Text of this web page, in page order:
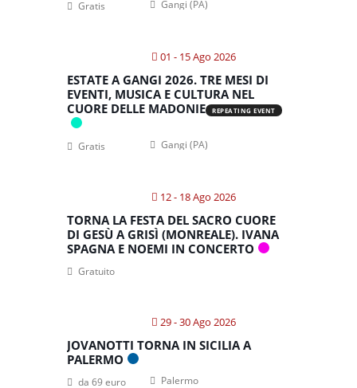
Gangi (PA)
Gratis
01 - 15 Ago 2026
ESTATE A GANGI 2026. TRE MESI DI
EVENTI, MUSICA E CULTURA NEL
CUORE DELLE MADONIE
REPEATING EVENT
Gangi (PA)
Gratis
12 - 18 Ago 2026
TORNA LA FESTA DEL SACRO CUORE
DI GESÙ A GRISÌ (MONREALE). IVANA
SPAGNA E NOEMI IN CONCERTO
Gratuito
29 - 30 Ago 2026
JOVANOTTI TORNA IN SICILIA A
PALERMO
Palermo
da 69 euro